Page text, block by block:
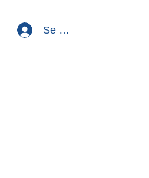
Se connecter